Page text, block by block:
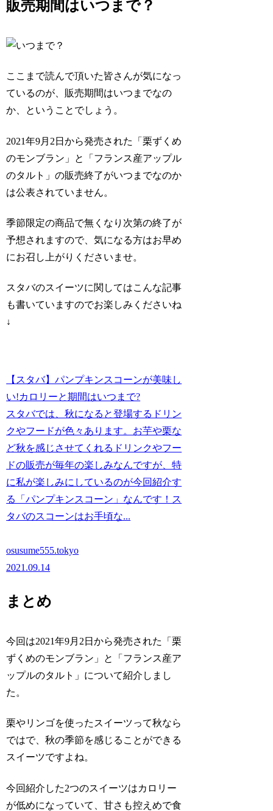
販売期間はいつまで？
ここまで読んで頂いた皆さんが気になっ
ているのが、販売期間はいつまでなの
か、ということでしょう。
2021年9月2日から発売された「栗ずくめ
のモンブラン」と「フランス産アップル
のタルト」の販売終了がいつまでなのか
は公表されていません。
季節限定の商品で無くなり次第の終了が
予想されますので、気になる方はお早め
にお召し上がりくださいませ。
スタバのスイーツに関してはこんな記事
も書いていますのでお楽しみくださいね
↓
【スタバ】パンプキンスコーンが美味し
い!カロリーと期間はいつまで?
スタバでは、秋になると登場するドリン
クやフードが色々あります。お芋や栗な
ど秋を感じさせてくれるドリンクやフー
ドの販売が毎年の楽しみなんですが、特
に私が楽しみにしているのが今回紹介す
る「パンプキンスコーン」なんです！ス
タバのスコーンはお手頃な...
osusume555.tokyo
2021.09.14
まとめ
今回は2021年9月2日から発売された「栗
ずくめのモンブラン」と「フランス産ア
ップルのタルト」について紹介しまし
た。
栗やリンゴを使ったスイーツって秋なら
ではで、秋の季節を感じることができる
スイーツですよね。
今回紹介した2つのスイーツはカロリー
が低めになっていて、甘さも控えめで食